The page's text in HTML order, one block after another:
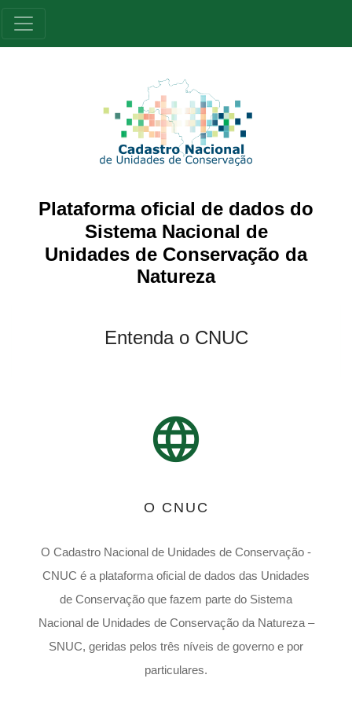
Plataforma oficial de dados do
Sistema Nacional de
Unidades de Conservação da
Natureza
Entenda o CNUC
language
O CNUC
O Cadastro Nacional de Unidades de Conservação -
CNUC é a plataforma oficial de dados das Unidades
de Conservação que fazem parte do Sistema
Nacional de Unidades de Conservação da Natureza –
SNUC, geridas pelos três níveis de governo e por
particulares.